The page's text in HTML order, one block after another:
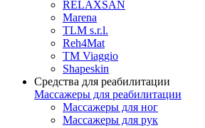
RELAXSAN
Marena
TLM s.r.l.
Reh4Mat
TM Viaggio
Shapeskin
Средства для реабилитации
Массажеры для реабилитации
Массажеры для ног
Массажеры для рук